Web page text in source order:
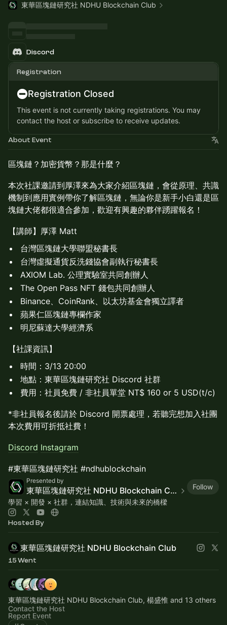
東華區塊鏈研究社 NDHU Blockchain Club
Discord
Registration
Registration Closed
This event is not currently taking registrations. You may
contact the host or subscribe to receive updates.
About Event
區塊鏈？加密貨幣？那是什麼？
本次社課邀請到厚澤來為大家介紹區塊鏈，會從原理、共識
機制到應用實例帶你了解區塊鏈，無論你是新手小白還是區
塊鏈大佬都很適合參加，歡迎有興趣的夥伴踴躍報名！
【講師】厚澤 Matt
台灣區塊鏈大學聯盟秘書長
台灣虛擬通貨反洗錢協會副執行秘書長
AXIOM Lab. 公理實驗室共同創辦人
The Open Pass NFT 錢包共同創辦人
Binance、CoinRank、以太坊基金會獨立譯者
蘋果仁區塊鏈專欄作家
明尼蘇達大學經濟系
【社課資訊】
時間：3/13 20:00
地點：東華區塊鏈研究社 Discord 社群
費用：社員免費 / 非社員單堂 NT$ 160 or 5 USD(t/c)
*非社員報名後請於 Discord 開票處理，若聽完想加入社團
本次費用可折抵社費！
Discord Instagram
#東華區塊鏈研究社 #ndhublockchain
Presented by
東華區塊鏈研究社 NDHU Blockchain Club
Follow
學習 × 開發 × 社群，連結知識、技術與未來的橋樑
Hosted By
東華區塊鏈研究社 NDHU Blockchain Club
15 Went
東華區塊鏈研究社 NDHU Blockchain Club, 楊盛惟 and 13 others
Contact the Host
Report Event